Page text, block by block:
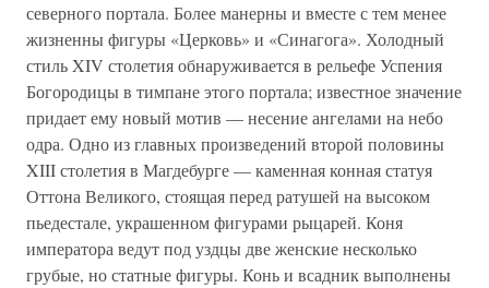
северного портала. Более манерны и вместе с тем менее
жизненны фигуры «Церковь» и «Синагога». Холодный
стиль XIV столетия обнаруживается в рельефе Успения
Богородицы в тимпане этого портала; известное значение
придает ему новый мотив — несение ангелами на небо
одра. Одно из главных произведений второй половины
XIII столетия в Магдебурге — каменная конная статуя
Оттона Великого, стоящая перед ратушей на высоком
пьедестале, украшенном фигурами рыцарей. Коня
императора ведут под уздцы две женские несколько
грубые, но статные фигуры. Конь и всадник выполнены